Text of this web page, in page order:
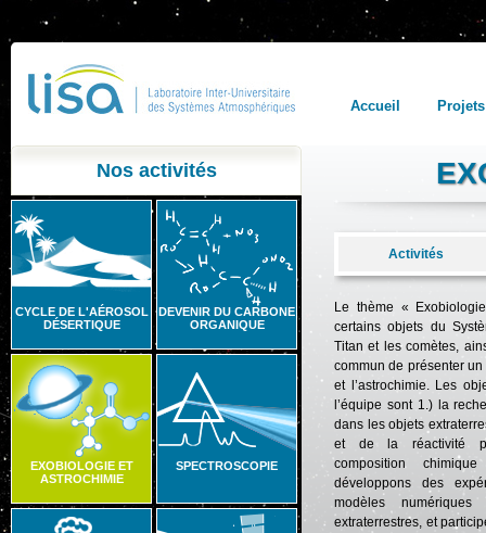
Accueil Projets
Nos activités
CYCLE DE L'AÉROSOL
DÉSERTIQUE
DEVENIR DU CARBONE
ORGANIQUE
EXOBIOLOGIE ET
ASTROCHIMIE
SPECTROSCOPIE
Activités
Le thème «
certains objets du
Titan et les comètes,
commun de présenter
et l’astrochimie. Les
l’équipe sont 1.) la
dans les objets
et de la réactivité
composition
développons des
modèles numériques
extraterrestres, et